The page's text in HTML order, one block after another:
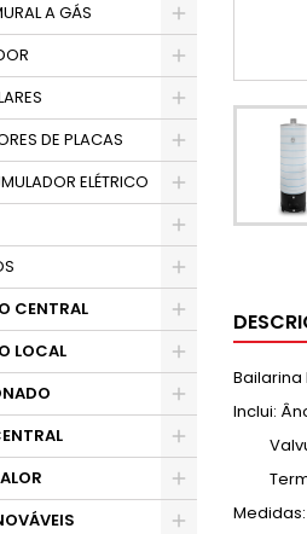
A GÁS
DE PLACAS
ELÉTRICO
CENTRAL
LOCAL
Bailarina
Inclui: